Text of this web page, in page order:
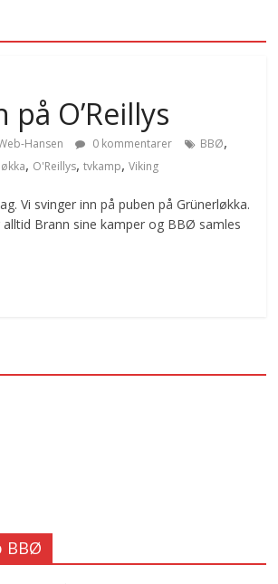
på O’Reillys
Hansen 0 kommentarer BBØ,
løkka, O'Reillys,tvkamp,Viking
Vi svinger inn på puben på Grünerløkka.
alltid Brann sine kamper og BBØ samles
BBØ